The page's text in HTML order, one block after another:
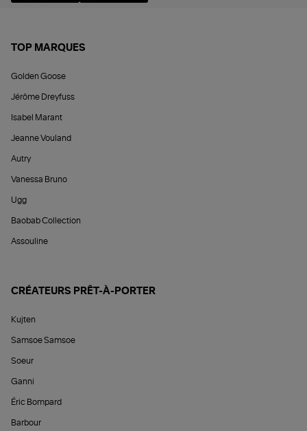
TOP MARQUES
Golden Goose
Jérôme Dreyfuss
Isabel Marant
Jeanne Vouland
Autry
Vanessa Bruno
Ugg
Baobab Collection
Assouline
CRÉATEURS PRÊT-À-PORTER
Kujten
Samsoe Samsoe
Soeur
Ganni
Éric Bompard
Barbour